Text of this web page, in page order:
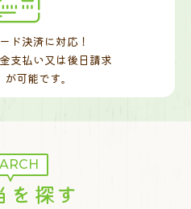
ド決済に対応！
支払い又は後日請求
が可能です。
を探す